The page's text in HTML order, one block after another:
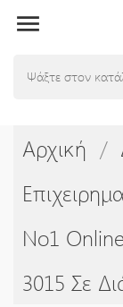

Αρχική
Νο1
3015 Σε